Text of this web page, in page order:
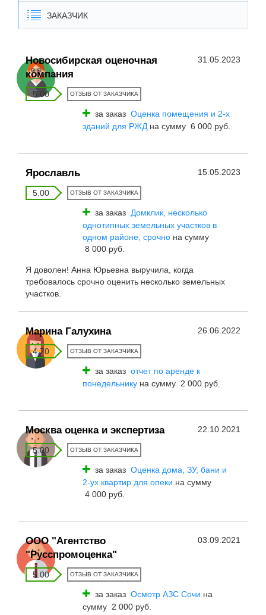
ЗАКАЗЧИК
Новосибирская оценочная
компания
31.05.2023
5.00 ОТЗЫВ ОТ ЗАКАЗЧИКА
за заказ Оценка помещения и 2-х
зданий для РЖД на сумму 6 000 руб.
Ярославль 15.05.2023
5.00 ОТЗЫВ ОТ ЗАКАЗЧИКА
за заказ Домклик, несколько
однотипных земельных участков в
одном районе, срочно на сумму
8 000 руб.
Я доволен! Анна Юрьевна выручила, когда
требовалось срочно оценить несколько земельных
участков.
Марина Галухина 26.06.2022
4.70 ОТЗЫВ ОТ ЗАКАЗЧИКА
за заказ отчет по аренде к
понедельнику на сумму 2 000 руб.
Москва оценка и экспертиза 22.10.2021
5.00 ОТЗЫВ ОТ ЗАКАЗЧИКА
за заказ Оценка дома, ЗУ, бани и
2-ух квартир для опеки на сумму
4 000 руб.
ООО "Агентство
"Русспромоценка"
03.09.2021
5.00 ОТЗЫВ ОТ ЗАКАЗЧИКА
за заказ Осмотр АЗС Сочи на
сумму 2 000 руб.